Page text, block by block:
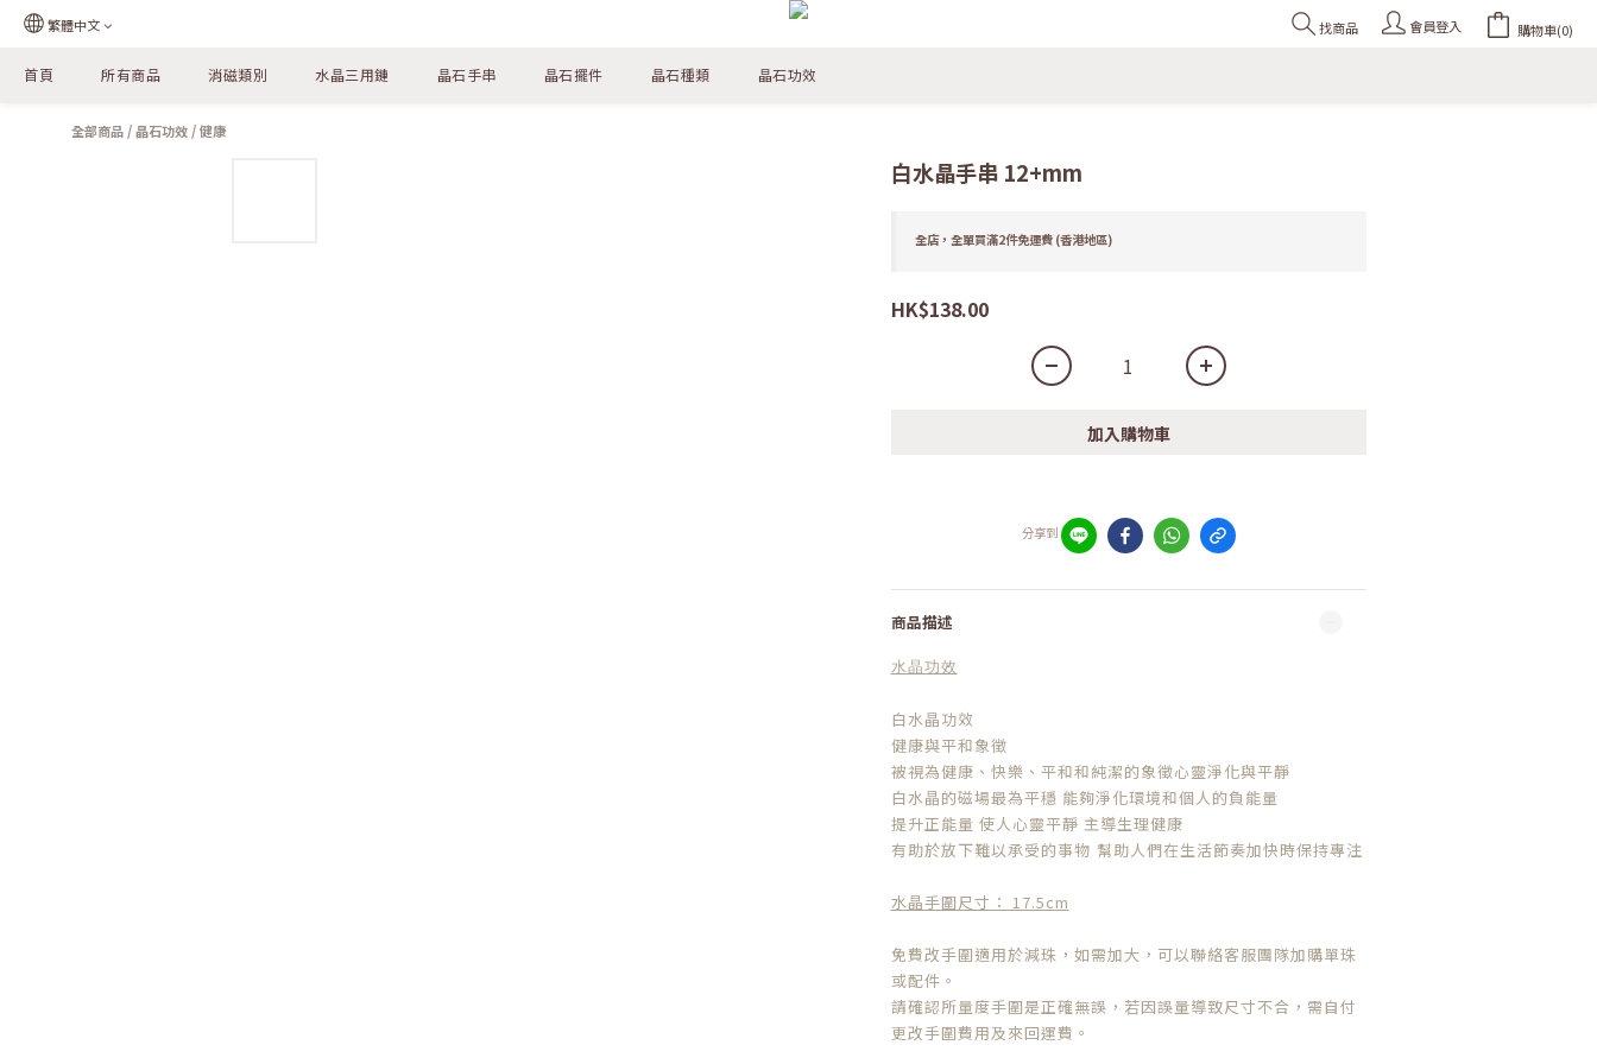
繁體中文 找商品 會員登入 購物車(0)
首頁 所有商品 消磁類別 水晶三用鏈 晶石手串 晶石擺件 晶石種類 晶石功效
全部商品 /晶石功效 /健康
白水晶手串 12+mm
全店，全單買滿2件免運費 (香港地區)
HK$138.00
加入購物車
分享到
商品描述
水晶功效
白水晶功效
健康與平和象徵
被視為健康、快樂、平和和純潔的象徵心靈淨化與平靜
白水晶的磁場最為平穩 能夠淨化環境和個人的負能量
提升正能量 使人心靈平靜 主導生理健康
有助於放下難以承受的事物 幫助人們在生活節奏加快時保持專注
水晶手圍尺寸： 17.5cm
免費改手圍適用於減珠，如需加大，可以聯絡客服團隊加購單珠
或配件。
請確認所量度手圍是正確無誤，若因誤量導致尺寸不合，需自付
更改手圍費用及來回運費。